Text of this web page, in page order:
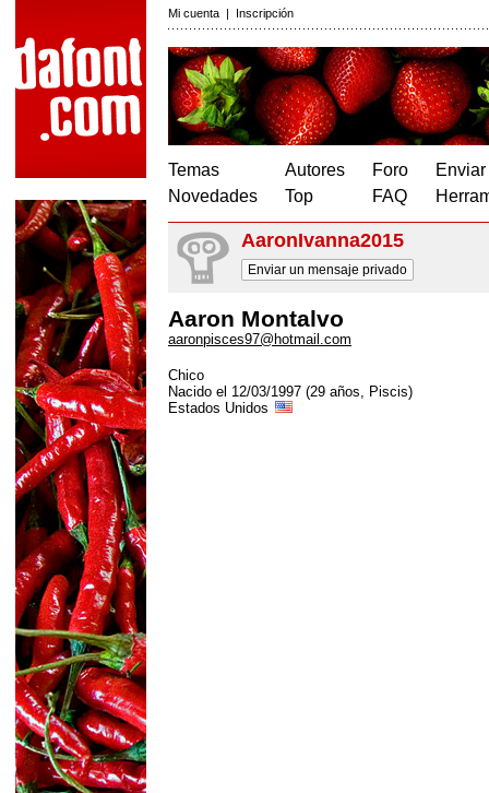
Mi cuenta | Inscripción
Temas
Novedades
Autores
Top
Foro
FAQ
AaronIvanna2015
Enviar un mensaje privado
Aaron Montalvo
aaronpisces97@hotmail.com
Chico
Nacido el 12/03/1997 (29 años, Piscis)
Estados Unidos